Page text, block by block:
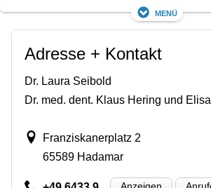
Menü
Adresse + Kontakt
Dr. Laura Seibold
Dr. med. dent. Klaus Hering und
Franziskanerplatz 2
65589 Hadamar
Anzeigen